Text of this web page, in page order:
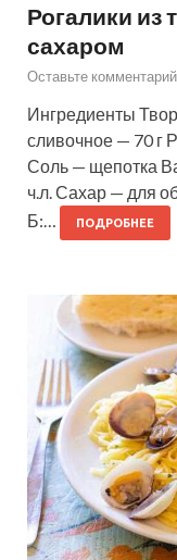
Рогалики из
сахаром
Оставьте комментарий
Ингредиенты
сливочное — 70 г
Соль — щепотка
ч.л. Сахар — для
Б:…
ПОДРОБНЕЕ